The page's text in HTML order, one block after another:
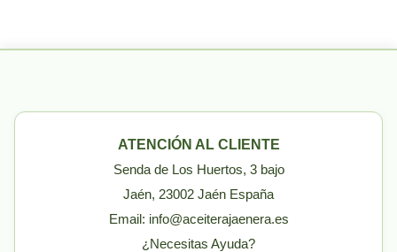
ATENCIÓN AL CLIENTE
Senda de Los Huertos, 3 bajo
Jaén, 23002 Jaén España
Email: info@aceiterajaenera.es
¿Necesitas Ayuda?